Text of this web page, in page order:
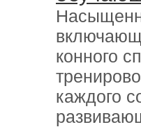
конного
каждого